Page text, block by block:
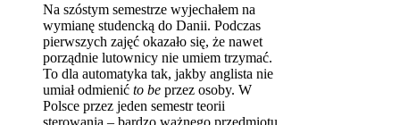
Na szóstym semestrze wyjechałem na
wymianę studencką do Danii. Podczas
pierwszych zajęć okazało się, że nawet
porządnie lutownicy nie umiem trzymać.
To dla automatyka tak, jakby anglista nie
umiał odmienić to be przez osoby. W
Polsce przez jeden semestr teorii
sterowania – bardzo ważnego przedmiotu